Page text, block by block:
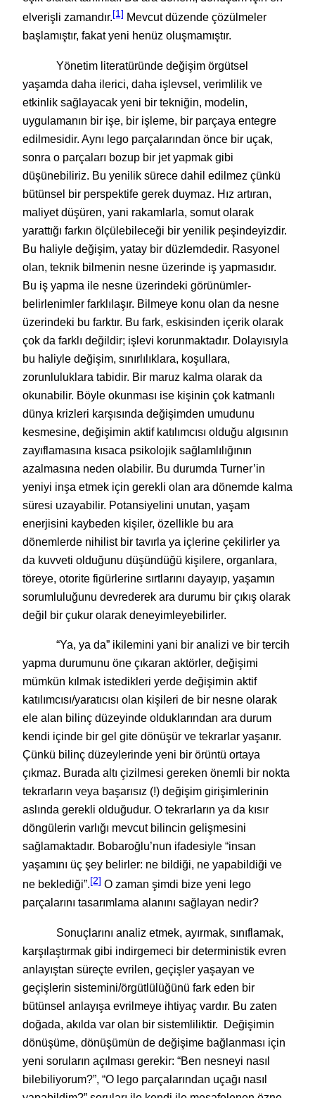
elverişli zamandır. [1] Mevcut düzende çözülmeler
başlamıştır, fakat yeni henüz oluşmamıştır.
Yönetim literatüründe değişim örgütsel
yaşamda daha ilerici, daha işlevsel, verimlilik ve
etkinlik sağlayacak yeni bir tekniğin, modelin,
uygulamanın bir işe, bir işleme, bir parçaya entegre
edilmesidir. Aynı lego parçalarından önce bir uçak,
sonra o parçaları bozup bir jet yapmak gibi
düşünebiliriz. Bu yenilik sürece dahil edilmez çünkü
bütünsel bir perspektife gerek duymaz. Hız artıran,
maliyet düşüren, yani rakamlarla, somut olarak
yarattığı farkın ölçülebileceği bir yenilik peşindeyizdir.
Bu haliyle değişim, yatay bir düzlemdedir. Rasyonel
olan, teknik bilmenin nesne üzerinde iş yapmasıdır.
Bu iş yapma ile nesne üzerindeki görünümler-
belirlenimler farklılaşır. Bilmeye konu olan da nesne
üzerindeki bu farktır. Bu fark, eskisinden içerik olarak
çok da farklı değildir; işlevi korunmaktadır. Dolayısıyla
bu haliyle değişim, sınırlılıklara, koşullara,
zorunluluklara tabidir. Bir maruz kalma olarak da
okunabilir. Böyle okunması ise kişinin çok katmanlı
dünya krizleri karşısında değişimden umudunu
kesmesine, değişimin aktif katılımcısı olduğu algısının
zayıflamasına kısaca psikolojik sağlamlılığının
azalmasına neden olabilir. Bu durumda Turner’in
yeniyi inşa etmek için gerekli olan ara dönemde kalma
süresi uzayabilir. Potansiyelini unutan, yaşam
enerjisini kaybeden kişiler, özellikle bu ara
dönemlerde nihilist bir tavırla ya içlerine çekilirler ya
da kuvveti olduğunu düşündüğü kişilere, organlara,
töreye, otorite figürlerine sırtlarını dayayıp, yaşamın
sorumluluğunu devrederek ara durumu bir çıkış olarak
değil bir çukur olarak deneyimleyebilirler.
“Ya, ya da” ikilemini yani bir analizi ve bir tercih
yapma durumunu öne çıkaran aktörler, değişimi
mümkün kılmak istedikleri yerde değişimin aktif
katılımcısı/yaratıcısı olan kişileri de bir nesne olarak
ele alan bilinç düzeyinde olduklarından ara durum
kendi içinde bir gel gite dönüşür ve tekrarlar yaşanır.
Çünkü bilinç düzeylerinde yeni bir örüntü ortaya
çıkmaz. Burada altı çizilmesi gereken önemli bir nokta
tekrarların veya başarısız (!) değişim girişimlerinin
aslında gerekli olduğudur. O tekrarların ya da kısır
döngülerin varlığı mevcut bilincin gelişmesini
sağlamaktadır. Bobaroğlu’nun ifadesiyle “insan
yaşamını üç şey belirler: ne bildiği, ne yapabildiği ve
ne beklediği”. [2] O zaman şimdi bize yeni lego
parçalarını tasarımlama alanını sağlayan nedir?
Sonuçlarını analiz etmek, ayırmak, sınıflamak,
karşılaştırmak gibi indirgemeci bir deterministik evren
anlayıştan süreçte evrilen, geçişler yaşayan ve
geçişlerin sistemini/örgütlülüğünü fark eden bir
bütünsel anlayışa evrilmeye ihtiyaç vardır. Bu zaten
doğada, akılda var olan bir sistemliliktir. Değişimin
dönüşüme, dönüşümün de değişime bağlanması için
yeni soruların açılması gerekir: “Ben nesneyi nasıl
bilebiliyorum?”, “O lego parçalarından uçağı nasıl